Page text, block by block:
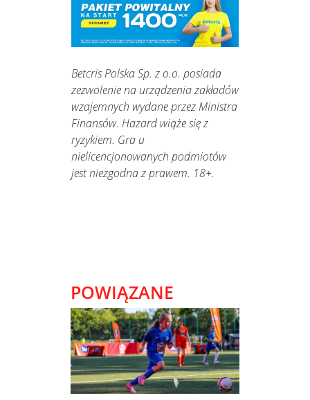
Betcris Polska Sp. z o.o. posiada
zezwolenie na urządzenia zakładów
wzajemnych wydane przez Ministra
Finansów. Hazard wiąże się z
ryzykiem. Gra u
nielicencjonowanych podmiotów
jest niezgodna z prawem. 18+.
POWIĄZANE